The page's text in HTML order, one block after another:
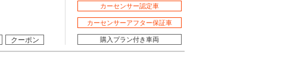
クーポン
カーセンサー認定車
カーセンサーアフター保証車
購入プラン付き車両